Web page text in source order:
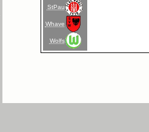
StPau
Whave
Wolfs